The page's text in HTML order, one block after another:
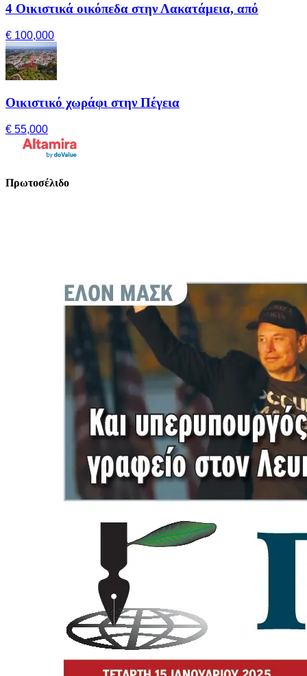
4 Οικιστικά οικόπεδα στην Λακατάμεια, από
€ 100,000
Οικιστικό χωράφι στην Πέγεια
€ 55,000
Πρωτοσέλιδο